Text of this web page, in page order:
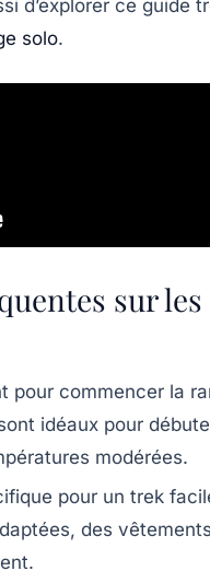
d’explorer ce guide
solo.
sur
pour commencer la
idéaux pour
modérées.
pour un trek
des